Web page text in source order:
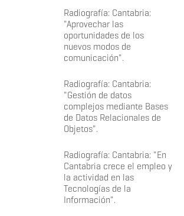
Radiografía: Cantabria:
"Aprovechar las
oportunidades de los
nuevos modos de
comunicación".
Radiografía: Cantabria:
"Gestión de datos
complejos mediante Bases
de Datos Relacionales de
Objetos".
Radiografía: Cantabria: "En
Cantabria crece el empleo y
la actividad en las
Tecnologías de la
Información".